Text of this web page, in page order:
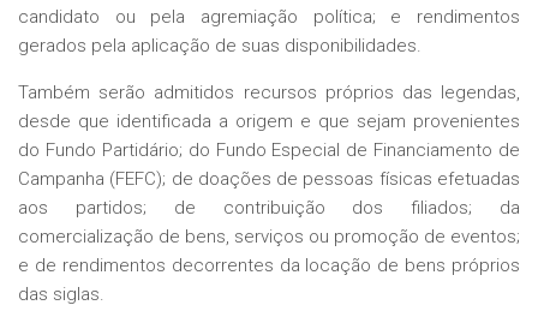
candidato ou pela agremiação política; e rendimentos
gerados pela aplicação de suas disponibilidades.
Também serão admitidos recursos próprios das legendas,
desde que identificada a origem e que sejam provenientes
do Fundo Partidário; do Fundo Especial de Financiamento de
Campanha (FEFC); de doações de pessoas físicas efetuadas
aos partidos; de contribuição dos filiados; da
comercialização de bens, serviços ou promoção de eventos;
e de rendimentos decorrentes da locação de bens próprios
das siglas.